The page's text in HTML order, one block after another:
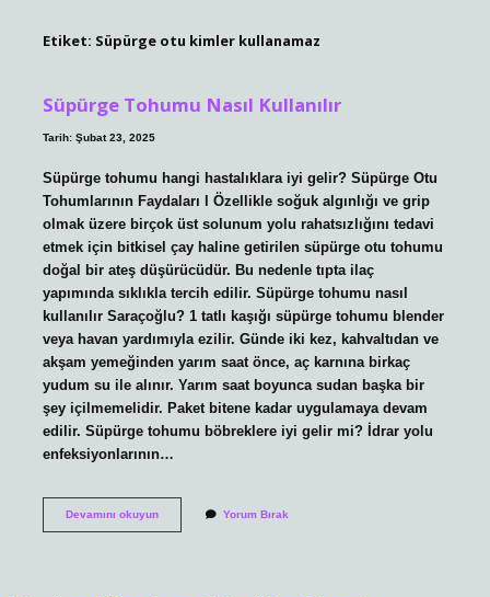
Etiket: Süpürge otu kimler kullanamaz
Süpürge Tohumu Nasıl Kullanılır
Tarih: Şubat 23, 2025
Süpürge tohumu hangi hastalıklara iyi gelir? Süpürge Otu
Tohumlarının Faydaları l Özellikle soğuk algınlığı ve grip
olmak üzere birçok üst solunum yolu rahatsızlığını tedavi
etmek için bitkisel çay haline getirilen süpürge otu tohumu
doğal bir ateş düşürücüdür. Bu nedenle tıpta ilaç
yapımında sıklıkla tercih edilir. Süpürge tohumu nasıl
kullanılır Saraçoğlu? 1 tatlı kaşığı süpürge tohumu blender
veya havan yardımıyla ezilir. Günde iki kez, kahvaltıdan ve
akşam yemeğinden yarım saat önce, aç karnına birkaç
yudum su ile alınır. Yarım saat boyunca sudan başka bir
şey içilmemelidir. Paket bitene kadar uygulamaya devam
edilir. Süpürge tohumu böbreklere iyi gelir mi? İdrar yolu
enfeksiyonlarının…
Devamını okuyunSüpürge
Yorum Bırak